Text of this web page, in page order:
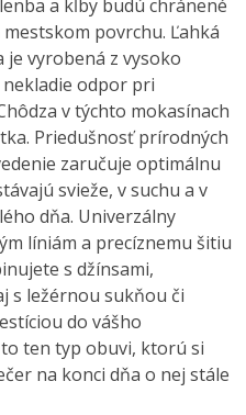
a kĺby budú chránené
povrchu. Ľahká
je vyrobená z vysoko
odpor pri
v týchto mokasínach
Priedušnosť prírodných
zaručuje optimálnu
svieže, v suchu a v
dňa. Univerzálny
líniám a precíznemu šitiu
s džínsami,
s ležérnou sukňou či
do vášho
ten typ obuvi, ktorú si
na konci dňa o nej stále